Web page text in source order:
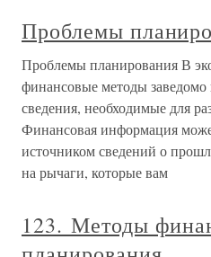
Проблемы
Проблемы планирования В
финансовые методы заведомо
сведения, необходимые для
Финансовая информация
источником сведений о
на рычаги, которые вам
123. Методы